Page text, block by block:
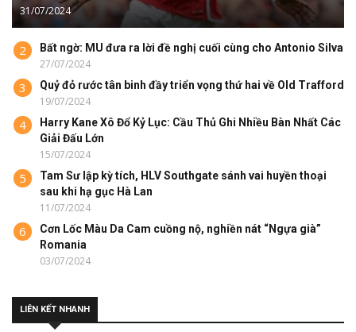
31/07/2024
2 Bất ngờ: MU đưa ra lời đề nghị cuối cùng cho Antonio Silva
27/07/2024
3 Quỷ đỏ rước tân binh đầy triển vọng thứ hai về Old Trafford
19/07/2024
4
Harry Kane Xô Đổ Kỷ Lục: Cầu Thủ Ghi Nhiều Bàn Nhất Các
Giải Đấu Lớn
15/07/2024
5
Tam Sư lập kỳ tích, HLV Southgate sánh vai huyền thoại
sau khi hạ gục Hà Lan
11/07/2024
6
Cơn Lốc Màu Da Cam cuồng nộ, nghiền nát “Ngựa già”
Romania
03/07/2024
LIÊN KẾT NHANH